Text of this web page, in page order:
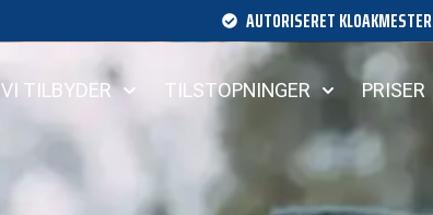
AUTORISERET KLOAKMESTER
VI TILBYDER TILSTOPNINGER PRISER